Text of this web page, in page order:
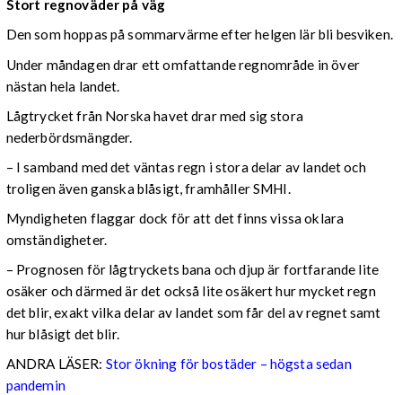
Stort regnoväder på väg
Den som hoppas på sommarvärme efter helgen lär bli besviken.
Under måndagen drar ett omfattande regnområde in över
nästan hela landet.
Lågtrycket från Norska havet drar med sig stora
nederbördsmängder.
– I samband med det väntas regn i stora delar av landet och
troligen även ganska blåsigt, framhåller SMHI.
Myndigheten flaggar dock för att det finns vissa oklara
omständigheter.
– Prognosen för lågtryckets bana och djup är fortfarande lite
osäker och därmed är det också lite osäkert hur mycket regn
det blir, exakt vilka delar av landet som får del av regnet samt
hur blåsigt det blir.
ANDRA LÄSER: Stor ökning för bostäder – högsta sedan
pandemin